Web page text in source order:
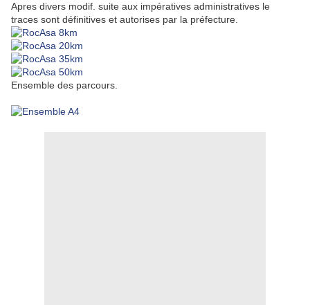
Apres divers modif. suite aux impératives administratives le
traces sont définitives et autorises par la préfecture.
Ensemble des parcours.